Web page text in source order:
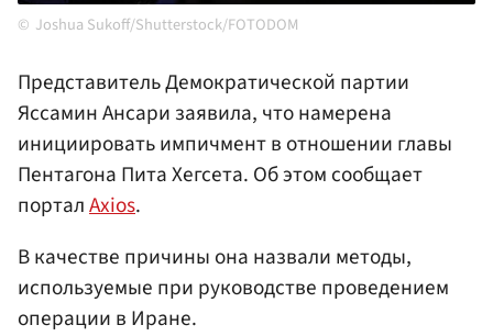
Joshua Sukoff/Shutterstock/FOTODOM
Представитель Демократической партии
Яссамин Ансари заявила, что намерена
инициировать импичмент в отношении главы
Пентагона Пита Хегсета. Об этом сообщает
порталAxios.
В качестве причины она назвали методы,
используемые при руководстве проведением
операции в Иране.